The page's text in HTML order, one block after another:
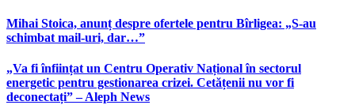
Mihai Stoica, anunț despre ofertele pentru Bîrligea: „S-au
schimbat mail-uri, dar…”
„Va fi înființat un Centru Operativ Național în sectorul
energetic pentru gestionarea crizei. Cetățenii nu vor fi
deconectați” – Aleph News